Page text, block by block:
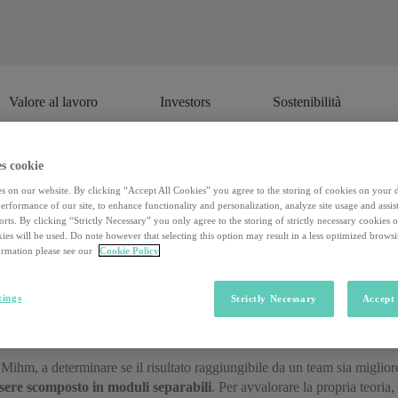
Valore al lavoro Investors Sostenibilità
Sì, ma a volte è meglio
diversi studi,
le performance raggiungibili da un gruppo sono
ha preso in esame 9,9 milioni di pubblicazioni e 2,1 milioni di
sull’intero settore di cui si occupano. Lecito quindi chiedersi che
School dal titolo
Revisiting the Role of Collaboration in Creating
a determinare se il risultato raggiungibile da un team sia
scomposto in moduli separabili. Per avvalorare la propria
cookie
on our website. By clicking “Accept All Cookies” you agree to the storing of cookies on your
of our site, to enhance functionality and personalization, analyze site usage and
By clicking “Strictly Necessary” you only agree to the storing of strictly necessary cookies
will be used. Do note however that selecting this option may result in a less optimized
please see our
Cookie Policy
Strictly Necessary Accept